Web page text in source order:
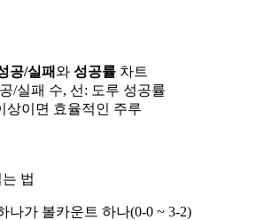
공/실패와 성공률 차트
/실패 수, 선: 도루 성공률
상이면 효율적인 주루
법
나가 볼카운트 하나(0-0 ~ 3-2)